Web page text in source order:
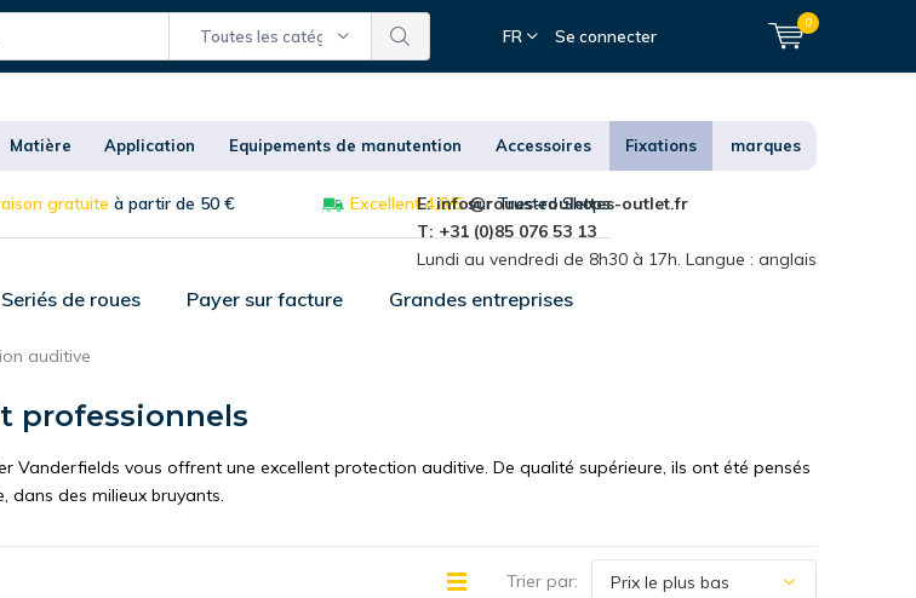
Toutes les catégories FR Se connecter
0
Matière Application Equipements de manutention Accessoires Fixations marques
gratuite à partir de 50 € Excellent 4,8/5sur Trusted Shops
E:info@roues-roulettes-outlet.fr
T: +31 (0)85 076 53 13
Lundi au vendredi de 8h30 à 17h. Langue : anglais
Seriés de roues Payer sur facture Grandes entreprises
auditive
professionnels
Vanderfields vous offrent une excellent protection auditive. De qualité supérieure, ils ont été pensés
dans des milieux bruyants.
Trier par: